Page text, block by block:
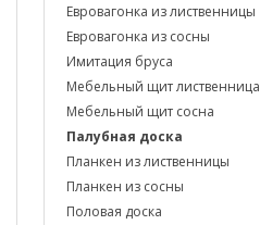
Евровагонка из лиственницы
Евровагонка из сосны
Имитация бруса
Мебельный щит лиственница
Мебельный щит сосна
Палубная доска
Планкен из лиственницы
Планкен из сосны
Половая доска